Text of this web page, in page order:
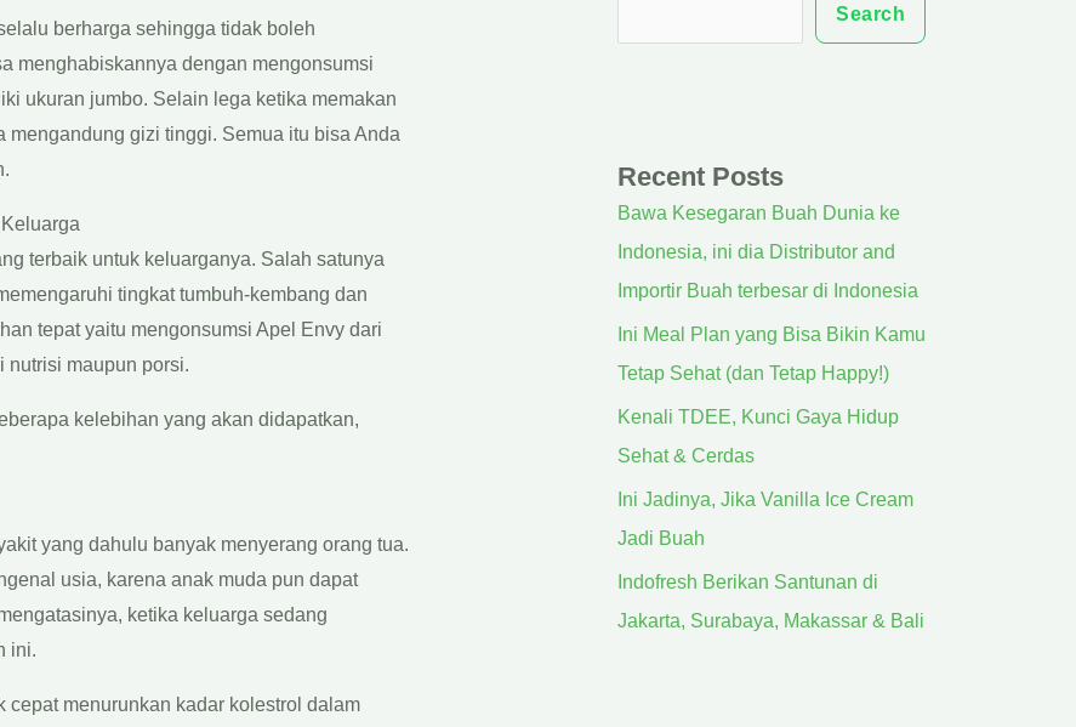
berharga sehingga tidak boleh
menghabiskannya dengan mengonsumsi
ukuran jumbo. Selain lega ketika memakan
mengandung gizi tinggi. Semua itu bisa Anda
terbaik untuk keluarganya. Salah satunya
tingkat tumbuh-kembang dan
tepat yaitu mengonsumsi Apel Envy dari
nutrisi maupun porsi.
kelebihan yang akan didapatkan,
yang dahulu banyak menyerang orang tua.
usia, karena anak muda pun dapat
ketika keluarga sedang
ini.
menurunkan kadar kolestrol dalam
Search
Recent Posts
Bawa Kesegaran Buah Dunia ke
Indonesia, ini dia Distributor and
Importir Buah terbesar di Indonesia
Ini Meal Plan yang Bisa Bikin Kamu
Tetap Sehat (dan Tetap Happy!)
Kenali TDEE, Kunci Gaya Hidup
Sehat & Cerdas
Ini Jadinya, Jika Vanilla Ice Cream
Jadi Buah
Indofresh Berikan Santunan di
Jakarta, Surabaya, Makassar & Bali